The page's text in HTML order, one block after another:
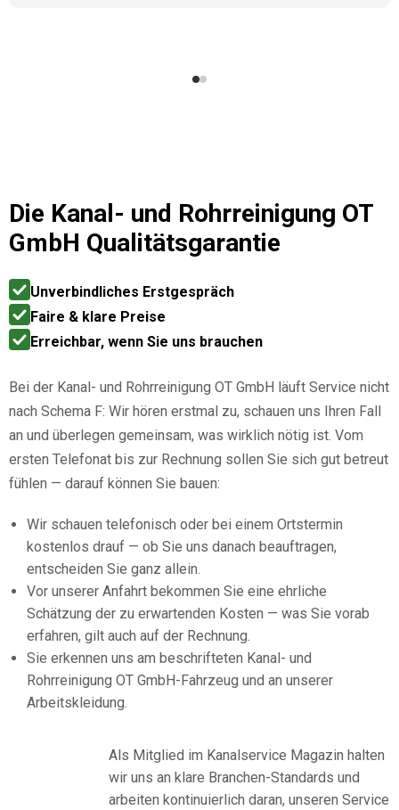
Die Kanal- und Rohrreinigung OT
GmbH Qualitätsgarantie
Unverbindliches Erstgespräch
Faire & klare Preise
Erreichbar, wenn Sie uns brauchen
Bei der Kanal- und Rohrreinigung OT GmbH läuft Service nicht
nach Schema F: Wir hören erstmal zu, schauen uns Ihren Fall
an und überlegen gemeinsam, was wirklich nötig ist. Vom
ersten Telefonat bis zur Rechnung sollen Sie sich gut betreut
fühlen — darauf können Sie bauen:
Wir schauen telefonisch oder bei einem Ortstermin
kostenlos drauf — ob Sie uns danach beauftragen,
entscheiden Sie ganz allein.
Vor unserer Anfahrt bekommen Sie eine ehrliche
Schätzung der zu erwartenden Kosten — was Sie vorab
erfahren, gilt auch auf der Rechnung.
Sie erkennen uns am beschrifteten Kanal- und
Rohrreinigung OT GmbH-Fahrzeug und an unserer
Arbeitskleidung.
Als Mitglied im Kanalservice Magazin halten
wir uns an klare Branchen-Standards und
arbeiten kontinuierlich daran, unseren Service